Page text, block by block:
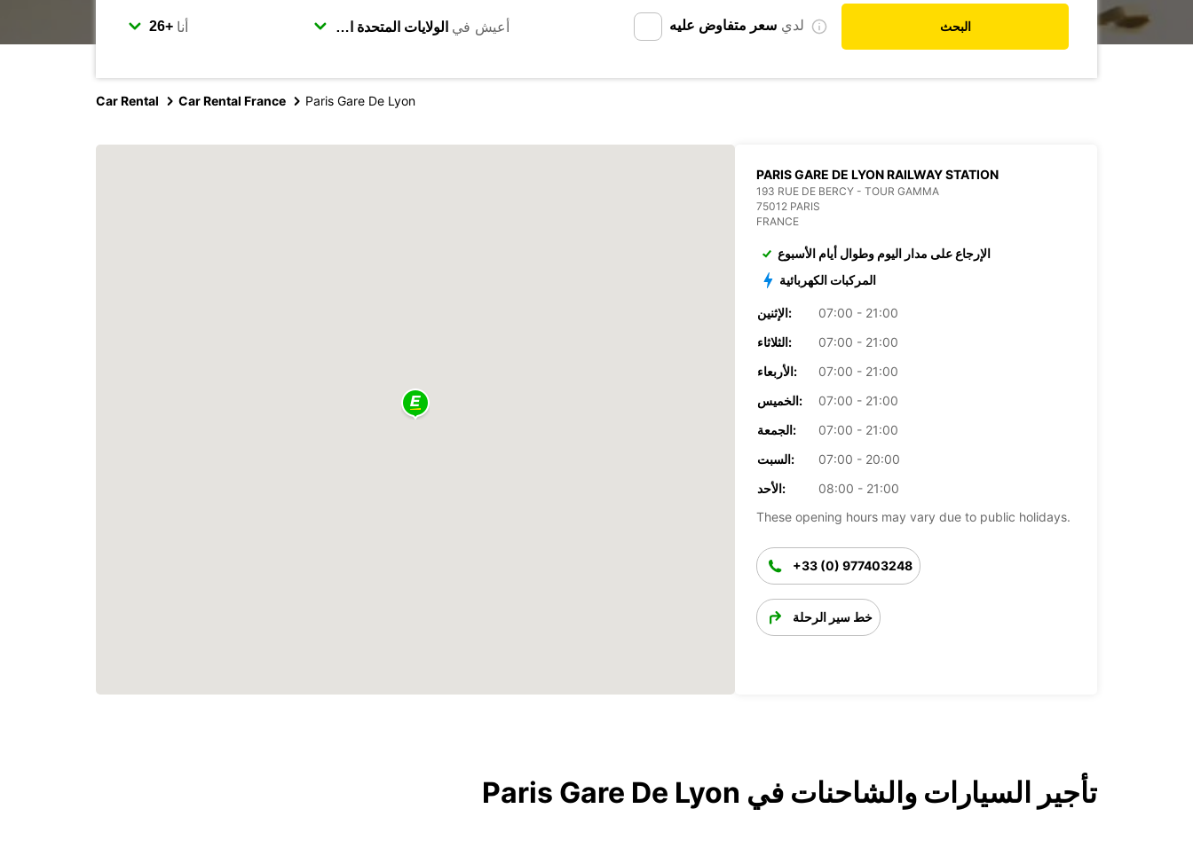
أنا أعيش في لدي سعر متفاوض عليه البحث
Car Rental Car Rental France Paris Gare De Lyon
PARIS GARE DE LYON RAILWAY STATION
193 RUE DE BERCY - TOUR GAMMA
75012 PARIS
FRANCE
الإرجاع على مدار اليوم وطوال أيام الأسبوع
المركبات الكهربائية
الإثنين:
07:00 - 21:00
الثلاثاء:
07:00 - 21:00
الأربعاء:
07:00 - 21:00
الخميس:
07:00 - 21:00
الجمعة:
07:00 - 21:00
السبت:
07:00 - 20:00
الأحد:
08:00 - 21:00
These opening hours may vary due to public holidays.
+33 (0) 977403248
خط سير الرحلة
تأجير السيارات والشاحنات في Paris Gare De Lyon